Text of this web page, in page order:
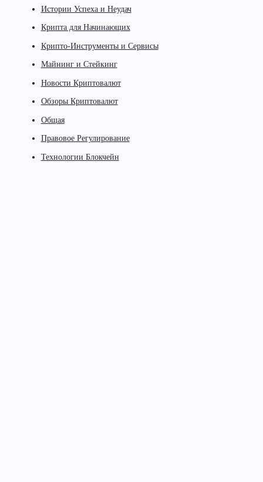
Истории Успеха и Неудач
Крипта для Начинающих
Крипто-Инструменты и Сервисы
Майнинг и Стейкинг
Новости Криптовалют
Обзоры Криптовалют
Общая
Правовое Регулирование
Технологии Блокчейн